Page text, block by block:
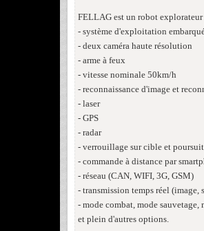
FELLAG est un robot
- système d'exploitation
- deux caméra haute résolution
- arme à feux
- vitesse nominale 50km/h
- reconnaissance d'image et
- laser
- GPS
- radar
- verrouillage sur cible et
- commande à distance par
- réseau (CAN, WIFI, 3G, GSM)
- transmission temps réel (image,
- mode combat, mode
et plein d'autres options.